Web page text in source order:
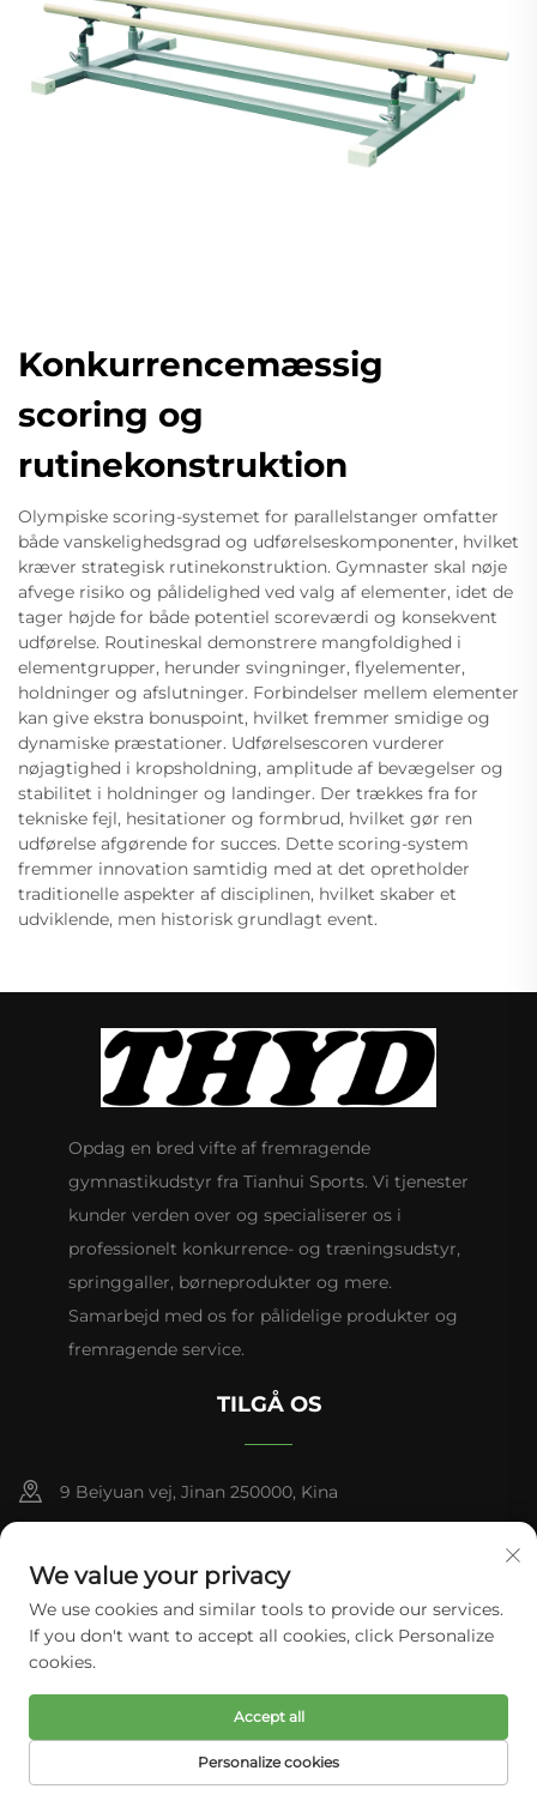
Konkurrencemæssig
scoring og
rutinekonstruktion
Olympiske scoring-systemet for parallelstanger omfatter
både vanskelighedsgrad og udførelseskomponenter, hvilket
kræver strategisk rutinekonstruktion. Gymnaster skal nøje
afvege risiko og pålidelighed ved valg af elementer, idet de
tager højde for både potentiel scoreværdi og konsekvent
udførelse. Routineskal demonstrere mangfoldighed i
elementgrupper, herunder svingninger, flyelementer,
holdninger og afslutninger. Forbindelser mellem elementer
kan give ekstra bonuspoint, hvilket fremmer smidige og
dynamiske præstationer. Udførelsescoren vurderer
nøjagtighed i kropsholdning, amplitude af bevægelser og
stabilitet i holdninger og landinger. Der trækkes fra for
tekniske fejl, hesitationer og formbrud, hvilket gør ren
udførelse afgørende for succes. Dette scoring-system
fremmer innovation samtidig med at det opretholder
traditionelle aspekter af disciplinen, hvilket skaber et
udviklende, men historisk grundlagt event.
Opdag en bred vifte af fremragende
gymnastikudstyr fra Tianhui Sports. Vi tjenester
kunder verden over og specialiserer os i
professionelt konkurrence- og træningsudstyr,
springgaller, børneprodukter og mere.
Samarbejd med os for pålidelige produkter og
fremragende service.
TILGÅ OS
9 Beiyuan vej, Jinan 250000, Kina
[email protected]
Copyright © Tianhui Sports. Alle rettigheder forbeholdes.
Privatlivspolitik
We value your privacy
We use cookies and similar tools to provide our services.
If you don't want to accept all cookies, click Personalize
cookies.
Personalize cookies
Accept all